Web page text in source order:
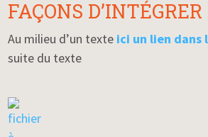
concentration
Animatrices : Diane et Marie
FAÇONS
Au milieu d’un texte ici un lien dans
suite du texte